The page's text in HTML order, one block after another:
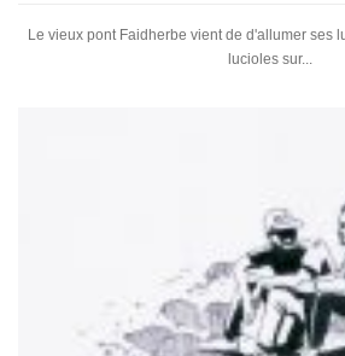
Le vieux pont Faidherbe vient de d'allumer ses
lucioles sur...